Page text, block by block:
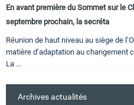
En avant première du Sommet sur le
septembre prochain, la secréta
Réunion de haut niveau au siège de
matière d’adaptation au changement
La ...
Archives actualités